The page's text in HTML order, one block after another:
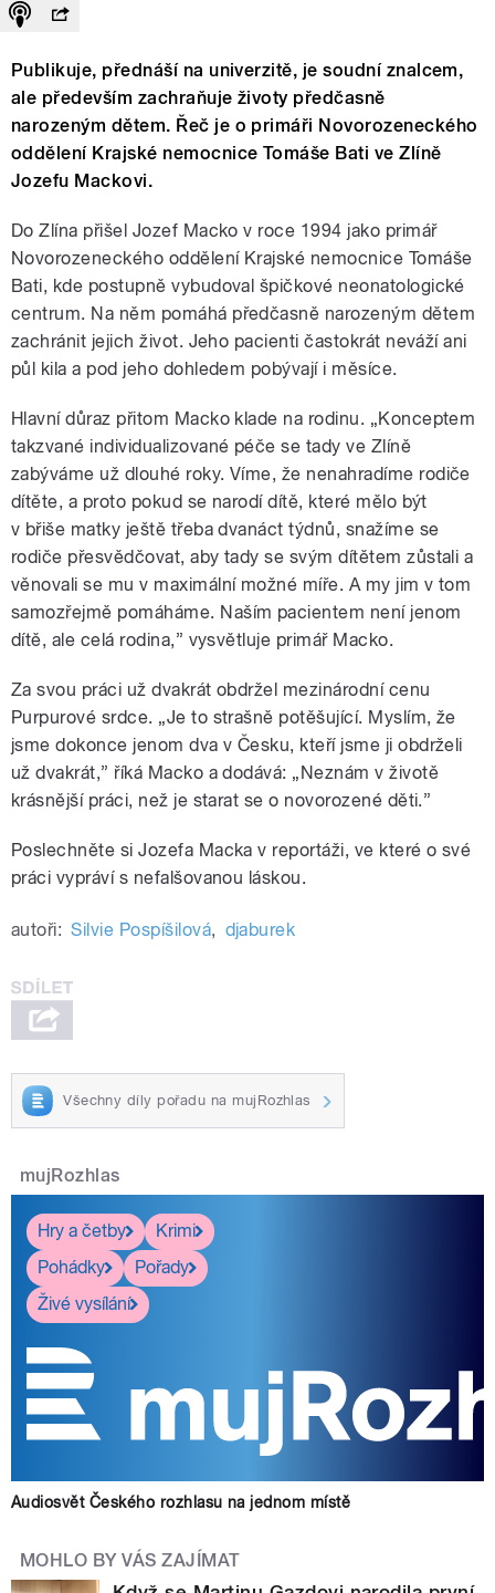
Publikuje, přednáší na univerzitě, je soudní znalcem,
ale především zachraňuje životy předčasně
narozeným dětem. Řeč je o primáři Novorozeneckého
oddělení Krajské nemocnice Tomáše Bati ve Zlíně
Jozefu Mackovi.
Do Zlína přišel Jozef Macko v roce 1994 jako primář
Novorozeneckého oddělení Krajské nemocnice Tomáše
Bati, kde postupně vybudoval špičkové neonatologické
centrum. Na něm pomáhá předčasně narozeným dětem
zachránit jejich život. Jeho pacienti častokrát neváží ani
půl kila a pod jeho dohledem pobývají i měsíce.
Hlavní důraz přitom Macko klade na rodinu. „Konceptem
takzvané individualizované péče se tady ve Zlíně
zabýváme už dlouhé roky. Víme, že nenahradíme rodiče
dítěte, a proto pokud se narodí dítě, které mělo být
v břiše matky ještě třeba dvanáct týdnů, snažíme se
rodiče přesvědčovat, aby tady se svým dítětem zůstali a
věnovali se mu v maximální možné míře. A my jim v tom
samozřejmě pomáháme. Naším pacientem není jenom
dítě, ale celá rodina,” vysvětluje primář Macko.
Za svou práci už dvakrát obdržel mezinárodní cenu
Purpurové srdce. „Je to strašně potěšující. Myslím, že
jsme dokonce jenom dva v Česku, kteří jsme ji obdrželi
už dvakrát,” říká Macko a dodává: „Neznám v životě
krásnější práci, než je starat se o novorozené děti.”
Poslechněte si Jozefa Macka v reportáži, ve které o své
práci vypráví s nefalšovanou láskou.
autoři: Silvie Pospíšilová, djaburek
Všechny díly pořadu na mujRozhlas
mujRozhlas
Hry a četby
Krimi
Pohádky
Pořady
Živé vysílání
Audiosvět Českého rozhlasu na jednom místě
MOHLO BY VÁS ZAJÍMAT